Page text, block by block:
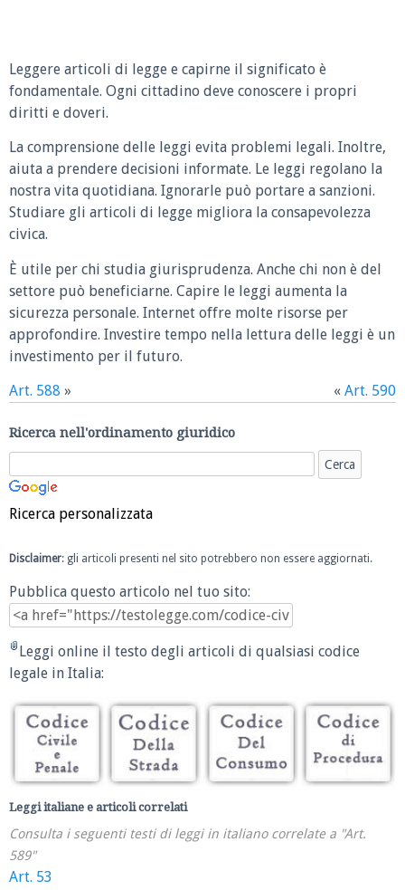
Leggere articoli di legge e capirne il significato è
fondamentale. Ogni cittadino deve conoscere i propri
diritti e doveri.
La comprensione delle leggi evita problemi legali. Inoltre,
aiuta a prendere decisioni informate. Le leggi regolano la
nostra vita quotidiana. Ignorarle può portare a sanzioni.
Studiare gli articoli di legge migliora la consapevolezza
civica.
È utile per chi studia giurisprudenza. Anche chi non è del
settore può beneficiarne. Capire le leggi aumenta la
sicurezza personale. Internet offre molte risorse per
approfondire. Investire tempo nella lettura delle leggi è un
investimento per il futuro.
Art. 588 » « Art. 590
Ricerca nell'ordinamento giuridico
Ricerca personalizzata
Disclaimer: gli articoli presenti nel sito potrebbero non essere aggiornati.
Pubblica questo articolo nel tuo sito:
Leggi online il testo degli articoli di qualsiasi codice
legale in Italia:
Leggi italiane e articoli correlati
Consulta i seguenti testi di leggi in italiano correlate a "Art.
589"
Art. 53